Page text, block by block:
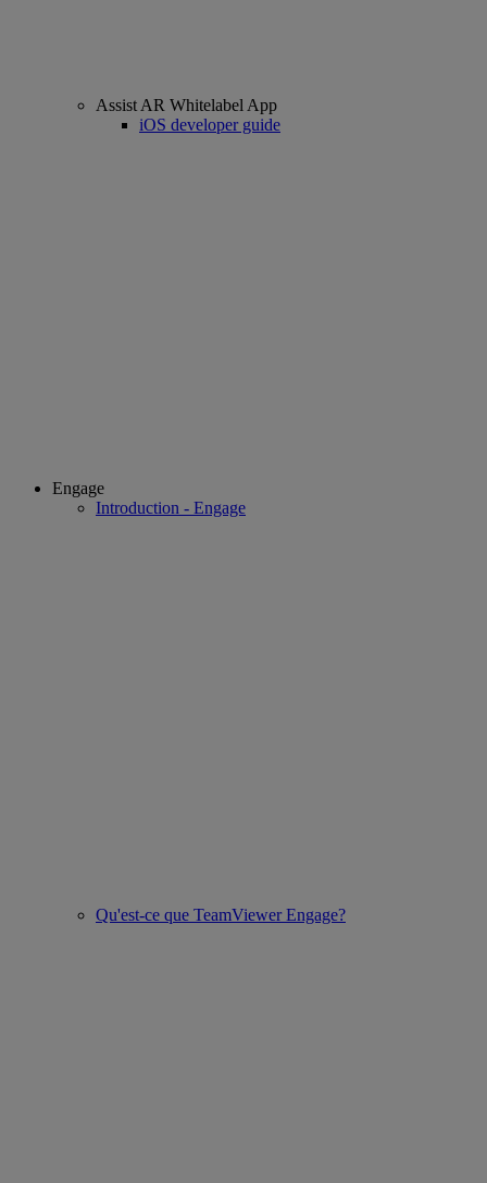
Assist AR Whitelabel App
iOS developer guide
Engage
Introduction - Engage
Qu'est-ce que TeamViewer Engage?